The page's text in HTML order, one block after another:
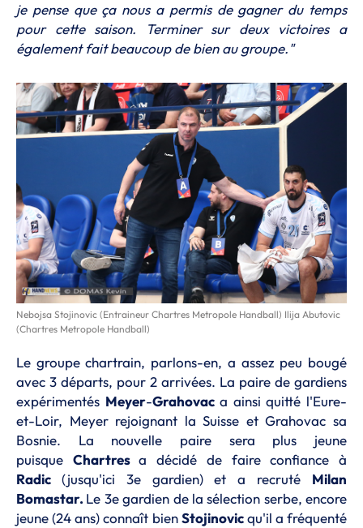
je pense que ça nous a permis de gagner du temps
pour cette saison. Terminer sur deux victoires a
également fait beaucoup de bien au groupe."
Nebojsa Stojinovic (Entraineur Chartres Metropole Handball) Ilija Abutovic
(Chartres Metropole Handball)
Le groupe chartrain, parlons-en, a assez peu bougé
avec 3 départs, pour 2 arrivées. La paire de gardiens
expérimentés Meyer-Grahovaca ainsi quitté l'Eure-
et-Loir, Meyer rejoignant la Suisse et Grahovac sa
Bosnie. La nouvelle paire sera plus jeune
puisque Chartresa décidé de faire confiance à
Radic (jusqu'ici 3e gardien) et a recruté Milan
Bomastar. Le 3e gardien de la sélection serbe, encore
jeune (24 ans) connaît bienStojinovicqu'il a fréquenté